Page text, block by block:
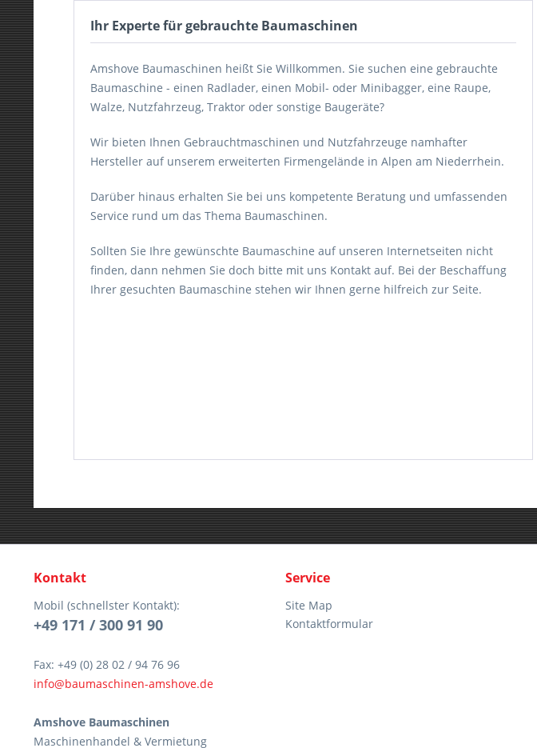
Ihr Experte für gebrauchte Baumaschinen
Amshove Baumaschinen heißt Sie Willkommen. Sie suchen eine gebrauchte
Baumaschine - einen Radlader, einen Mobil- oder Minibagger, eine Raupe,
Walze, Nutzfahrzeug, Traktor oder sonstige Baugeräte?
Wir bieten Ihnen Gebrauchtmaschinen und Nutzfahrzeuge namhafter
Hersteller auf unserem erweiterten Firmengelände in Alpen am Niederrhein.
Darüber hinaus erhalten Sie bei uns kompetente Beratung und umfassenden
Service rund um das Thema Baumaschinen.
Sollten Sie Ihre gewünschte Baumaschine auf unseren Internetseiten nicht
finden, dann nehmen Sie doch bitte mit uns Kontakt auf. Bei der Beschaffung
Ihrer gesuchten Baumaschine stehen wir Ihnen gerne hilfreich zur Seite.
Kontakt
Mobil (schnellster Kontakt):
+49 171 / 300 91 90
Fax: +49 (0) 28 02 / 94 76 96
info@baumaschinen-amshove.de
Amshove Baumaschinen
Maschinenhandel & Vermietung
Service
Site Map
Kontaktformular